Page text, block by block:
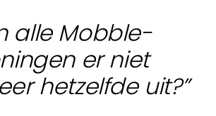
alle Mobble-
er niet
hetzelfde uit?”